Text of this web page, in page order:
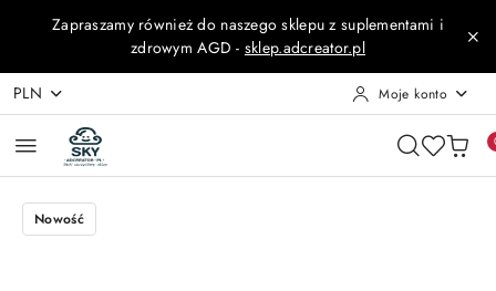
Przejdź do treści głównej
Przejdź do wyszukiwarki
Przejdź do moje konto
Przejdź do menu głównego
Przejdź do opisu produktu
Przejdź do stopki
Zapraszamy również do naszego sklepu z suplementami i
zdrowym AGD - sklep.adcreator.pl
PLN Moje konto
Nowość